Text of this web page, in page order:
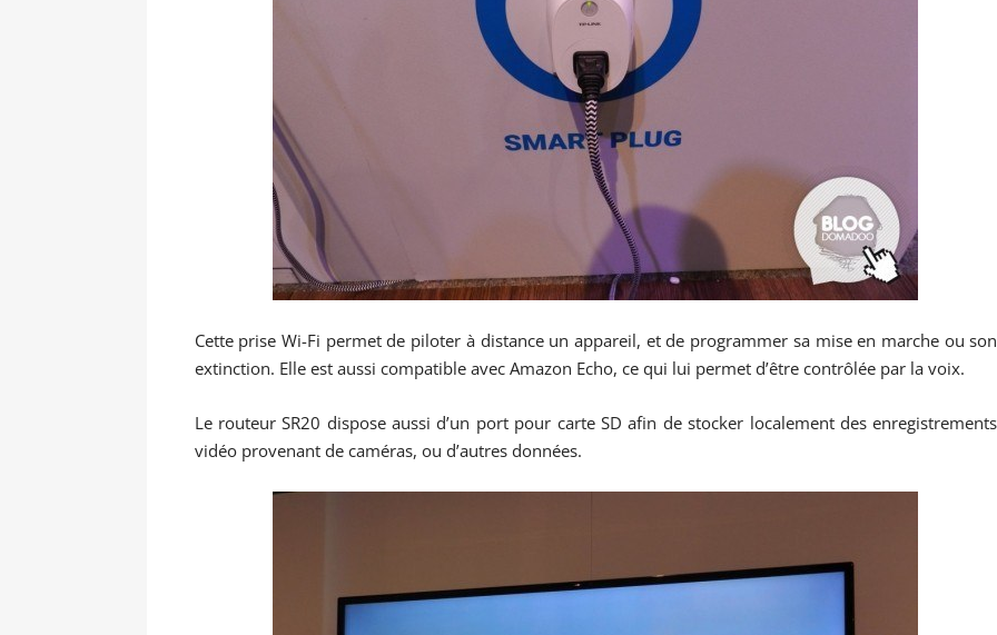
Cette prise Wi-Fi permet de piloter à distance un appareil, et de programmer sa mise en marche ou son
extinction. Elle est aussi compatible avec Amazon Echo, ce qui lui permet d’être contrôlée par la voix.
Le routeur SR20 dispose aussi d’un port pour carte SD afin de stocker localement des enregistrements
vidéo provenant de caméras, ou d’autres données.